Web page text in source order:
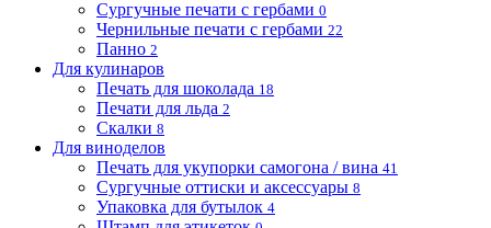
Сургучные печати с гербами 0
Чернильные печати с гербами 22
Панно 2
Для кулинаров
Печать для шоколада 18
Печати для льда 2
Скалки 8
Для виноделов
Печать для укупорки самогона / вина 41
Сургучные оттиски и аксессуары 8
Упаковка для бутылок 4